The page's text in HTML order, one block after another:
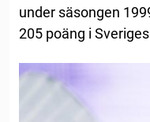
under säsongen
205 poäng i